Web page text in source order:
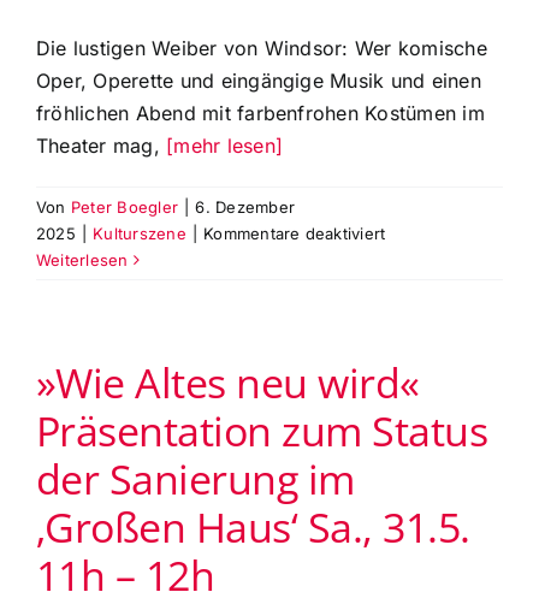
Die lustigen Weiber von Windsor: Wer komische
Oper, Operette und eingängige Musik und einen
fröhlichen Abend mit farbenfrohen Kostümen im
Theater mag, [mehr lesen]
Von Peter Boegler
6. Dezember
2025
Kulturszene Kommentare deaktiviertfür
komische
Oper
von
O.
lustigen
Weiterlesen
»Wie Altes neu wird«
Präsentation zum Status
der Sanierung im
‚Großen Haus‘ Sa., 31.5.
11h – 12h